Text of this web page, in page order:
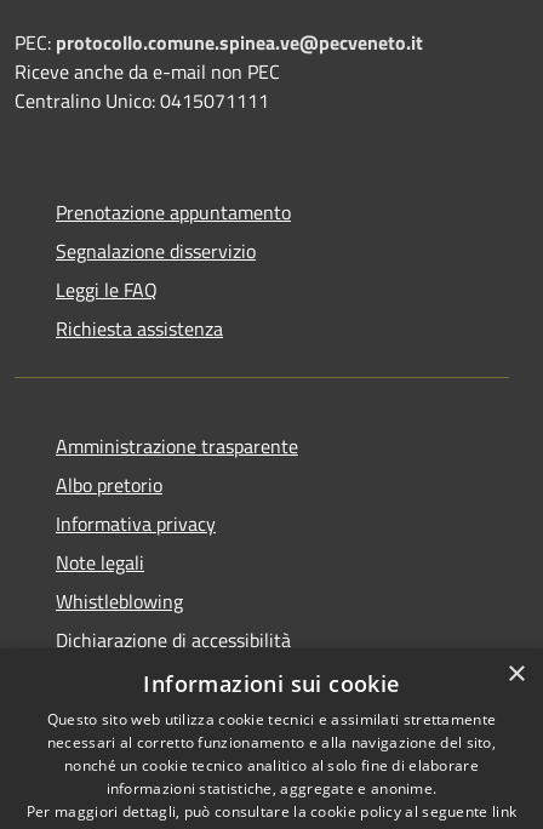
PEC: protocollo.comune.spinea.ve@pecveneto.it
Riceve anche da e-mail non PEC
Centralino Unico: 0415071111
Prenotazione appuntamento
Segnalazione disservizio
Leggi le FAQ
Richiesta assistenza
Amministrazione trasparente
Albo pretorio
Informativa privacy
Note legali
Whistleblowing
Dichiarazione di accessibilità
Obiettivi di accessibilità
RSS
Copyright © 2026 • Comune di
×
Informazioni sui cookie
Questo sito web utilizza cookie tecnici e assimilati strettamente
necessari al corretto funzionamento e alla navigazione del sito,
nonché un cookie tecnico analitico al solo fine di elaborare
informazioni statistiche, aggregate e anonime.
Per maggiori dettagli, può consultare la cookie policy al seguente link